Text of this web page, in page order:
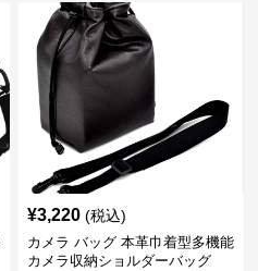
¥3,220 (税込)
カメラ バッグ 本革巾着型多機能
カメラ収納ショルダーバッグ